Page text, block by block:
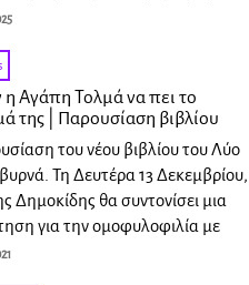
Αγάπη Τολμά να πει το
της | Παρουσίαση βιβλίου
του νέου βιβλίου του Λύο
Τη Δευτέρα 13 Δεκεμβρίου,
Δημοκίδης θα συντονίσει μια
για την ομοφυλοφιλία με